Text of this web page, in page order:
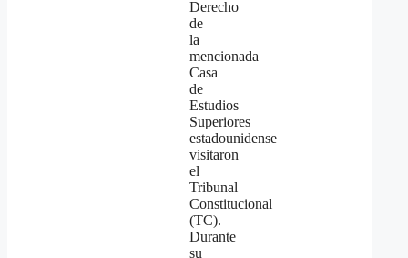
Derecho
de
la
mencionada
Casa
de
Estudios
Superiores
estadounidense
visitaron
el
Tribunal
Constitucional
(TC).
Durante
su